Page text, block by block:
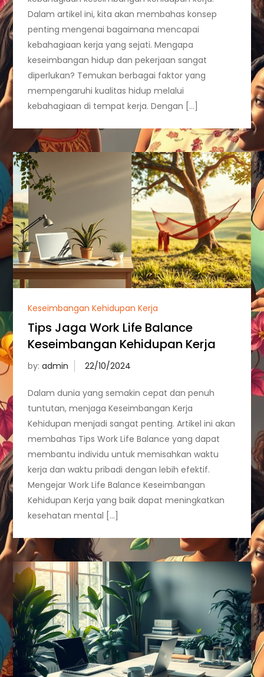
Dalam artikel ini, kita akan membahas konsep
penting mengenai bagaimana mencapai
kebahagiaan kerja yang sejati. Mengapa
keseimbangan hidup dan pekerjaan sangat
diperlukan? Temukan berbagai faktor yang
mempengaruhi kualitas hidup melalui
kebahagiaan di tempat kerja. Dengan […]
Keseimbangan Kehidupan Kerja
Tips Jaga Work Life Balance
Keseimbangan Kehidupan Kerja
by:admin
Dalam dunia yang semakin cepat dan penuh
tuntutan, menjaga Keseimbangan Kerja
Kehidupan menjadi sangat penting. Artikel ini akan
membahas Tips Work Life Balance yang dapat
membantu individu untuk memisahkan waktu
kerja dan waktu pribadi dengan lebih efektif.
Mengejar Work Life Balance Keseimbangan
Kehidupan Kerja yang baik dapat meningkatkan
kesehatan mental […]